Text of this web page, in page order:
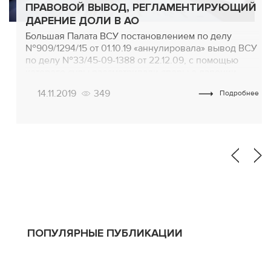
ПРАВОВОЙ ВЫВОД, РЕГЛАМЕНТИРУЮЩИЙ
ДАРЕНИЕ ДОЛИ В АО
Большая Палата ВСУ постановлением по делу
№909/1294/15 от 01.10.19 «аннулировала» вывод ВСУ
по делу №33/45-09-1388 от 22.12.09, с помощью
самых обществах друг другу. Дарение доли по-
14.11.2019 349 Подробнее
ПОПУЛЯРНЫЕ ПУБЛИКАЦИИ